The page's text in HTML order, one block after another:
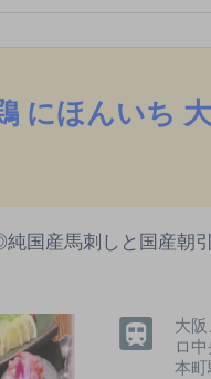
にほんいち
国産馬刺しと国産朝
大
ロ
本